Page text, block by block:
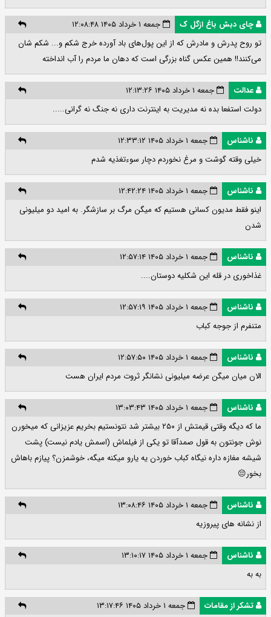
چای دبش باغ ازگل ک
جمعه ۱ خرداد ۱۴۰۵ ۱۲:۰۸:۴۸
تو روح پدرش و مادرش که از این پول‌های باد آورده خرج شکم و... شکم شان
می‌کنند!! همین عکس گناه بزرگی است که دهان ما مردم را آب انداخته
عدالت
جمعه ۱ خرداد ۱۴۰۵ ۱۲:۱۳:۲۶
دولت استفعا بده نه مدیریت به اینترنت داری نه جنگ نه گرانی.....
ناشناس
جمعه ۱ خرداد ۱۴۰۵ ۱۲:۳۳:۱۲
خیلی وقته گوشت و مرغ نخوردم دچار سوءتغذیه شدم
ناشناس
جمعه ۱ خرداد ۱۴۰۵ ۱۲:۴۲:۲۴
اینو فقط مدیون کسانی هستیم که میگن مرگ بر سازشگر. به امید دو میلیونی
شدن
ناشناس
جمعه ۱ خرداد ۱۴۰۵ ۱۲:۵۷:۱۴
غذاخوری در قله این شکلیه دوستان....
ناشناس
جمعه ۱ خرداد ۱۴۰۵ ۱۲:۵۷:۱۹
متنفرم از جوجه کباب
ناشناس
جمعه ۱ خرداد ۱۴۰۵ ۱۲:۵۷:۵۰
الان میان میگن عرضه میلیونی نشانگر ثروت مردم ایران هست
ناشناس
جمعه ۱ خرداد ۱۴۰۵ ۱۳:۰۳:۴۳
ما که دیگه وقتی قیمتش از ۲۵۰ بیشتر شد نتونستیم بخریم عزیزانی که میخورن
نوش جونتون به قول صمدآقا تو یکی از فیلماش (اسمش یادم نیست) پشت
شیشه مغازه داره نیگاه کباب خوردن یه یارو میکنه میگه، خوشمزن؟ پیازم باهاش
بخور😔
ناشناس
جمعه ۱ خرداد ۱۴۰۵ ۱۳:۰۸:۴۶
از نشانه های پیروزیه
ناشناس
جمعه ۱ خرداد ۱۴۰۵ ۱۳:۱۰:۱۷
به به
تشکر از مقامات
جمعه ۱ خرداد ۱۴۰۵ ۱۳:۱۷:۴۶